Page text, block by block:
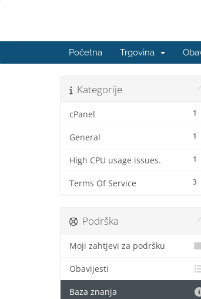
Početna Trgovina
Kategorije
1
cPanel
1
General
1
High CPU usage issues.
3
Terms Of Service
Podrška
Moji zahtjevi za podršku
Obavijesti
Baza znanja